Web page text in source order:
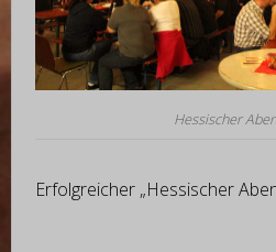
Hessischer
Erfolgreicher „Hessischer